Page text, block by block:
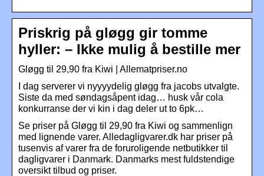
Priskrig på gløgg gir tomme
hyller: – Ikke mulig å bestille mer
Gløgg til 29,90 fra Kiwi | Allematpriser.no
I dag serverer vi nyyyydelig gløgg fra jacobs utvalgte.
Siste da med søndagsåpent idag… husk vår cola
konkurranse der vi kin i dag deler ut to 6pk…
Se priser på Gløgg til 29,90 fra Kiwi og sammenlign
med lignende varer. Alledagligvarer.dk har priser på
tusenvis af varer fra de foruroligende netbutikker til
dagligvarer i Danmark. Danmarks mest fuldstendige
oversikt tilbud og priser.